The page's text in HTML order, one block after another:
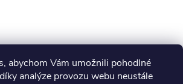
abychom Vám umožnili pohodlné
analýze provozu webu neustále